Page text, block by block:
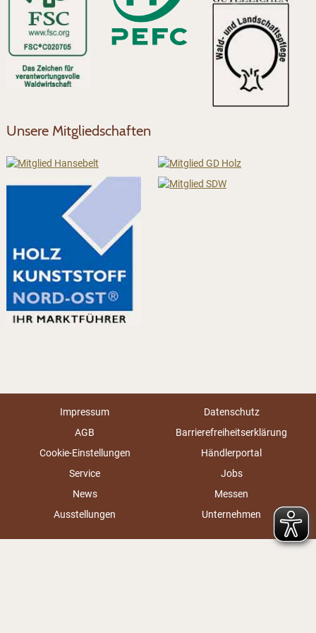
Unsere Mitgliedschaften
Impressum
Datenschutz
AGB
Barrierefreiheitserklärung
Cookie-Einstellungen
Händlerportal
Service
Jobs
News
Messen
Ausstellungen
Unternehmen